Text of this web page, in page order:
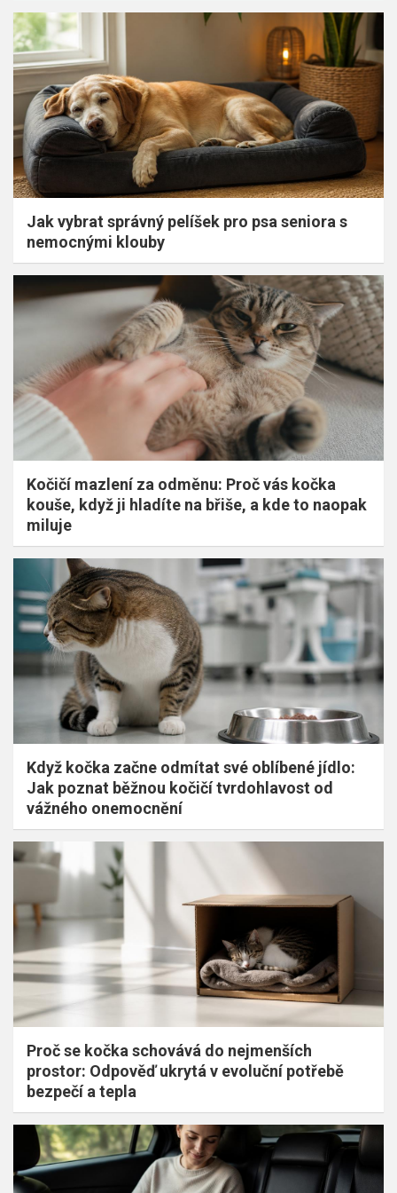
Jak vybrat správný pelíšek pro psa seniora s
nemocnými klouby
Kočičí mazlení za odměnu: Proč vás kočka
kouše, když ji hladíte na břiše, a kde to naopak
miluje
Když kočka začne odmítat své oblíbené jídlo:
Jak poznat běžnou kočičí tvrdohlavost od
vážného onemocnění
Proč se kočka schovává do nejmenších
prostor: Odpověď ukrytá v evoluční potřebě
bezpečí a tepla